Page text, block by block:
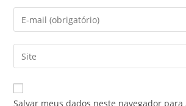
Salvar meus dados neste navegador para